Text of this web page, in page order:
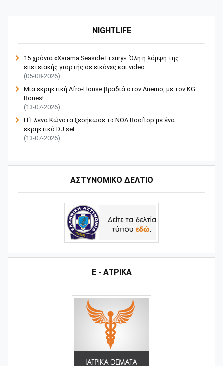
NIGHTLIFE
15 χρόνια «Xarama Seaside Luxury»: Όλη η λάμψη της
επετειακής γιορτής σε εικόνες και video
(05-08-2026)
Μια εκρηκτική Afro-House βραδιά στον Anemo, με τον KG
Bones!
(13-07-2026)
Η Έλενα Κώνστα ξεσήκωσε το NOA Rooftop με ένα
εκρηκτικό DJ set
(13-07-2026)
ΑΣΤΥΝΟΜΙΚΟ ΔΕΛΤΙΟ
Ε - ΑΤΡΙΚΑ